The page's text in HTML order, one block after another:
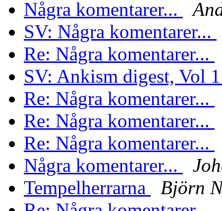
Några komentarer...
SV: Några komentarer...
Re: Några komentarer...
SV: Ankism digest, Vol
Re: Några komentarer...
Re: Några komentarer...
Re: Några komentarer...
Några komentarer...
Tempelherrarna
Björn